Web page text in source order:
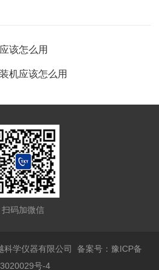
该怎么用
机应该怎么用
扫码加微信
科学仪器有限公司备案号：豫ICP备
号-4